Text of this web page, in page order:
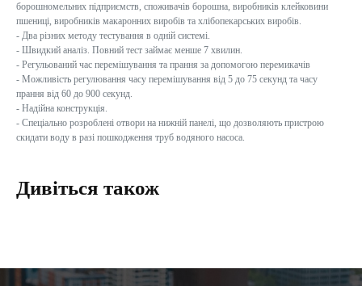
борошномельних підприємств, споживачів борошна, виробників клейковини
пшениці, виробників макаронних виробів та хлібопекарських виробів.
- Два різних методу тестування в одній системі.
- Швидкий аналіз. Повний тест займає менше 7 хвилин.
- Регульований час перемішування та прання за допомогою перемикачів
- Можливість регулювання часу перемішування від 5 до 75 секунд та часу
прання від 60 до 900 секунд.
- Надійна конструкція.
- Спеціально розроблені отвори на нижній панелі, що дозволяють пристрою
скидати воду в разі пошкодження труб водяного насоса.
Дивіться також